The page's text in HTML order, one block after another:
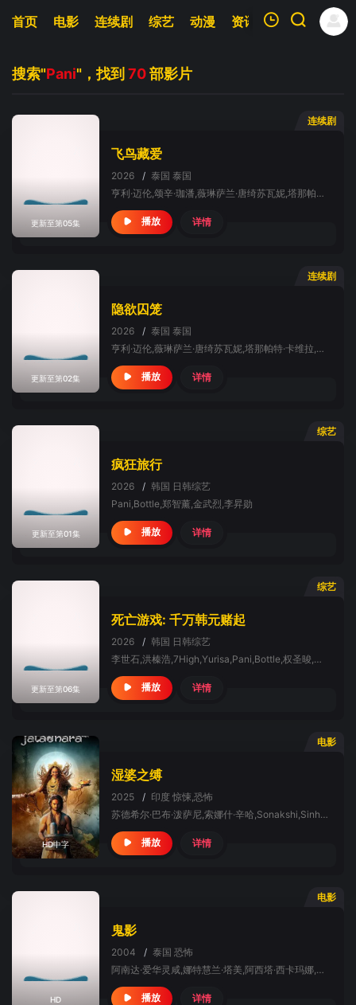
首页 电影 连续剧 综艺 动漫 资讯 明星 周表
暂无观看影片的记录
搜索"Pani"，找到 70部影片
连续剧
更新至第05集
飞鸟藏爱
2026 / 泰国 泰国
亨利·迈伦,颂辛·珈潘,薇琳萨兰·唐绮苏瓦妮,塔那帕特·卡维拉,阿克卡拉威·纳缇帕特,Nok,Sinjai,Plengpanich,松希·努诺卡空希,Claude,Athaseri
播放 详情
连续剧
更新至第02集
隐欲囚笼
2026 / 泰国 泰国
亨利·迈伦,薇琳萨兰·唐绮苏瓦妮,塔那帕特·卡维拉,阿克卡拉威·纳缇帕特,Nok,Sinjai,Plengpanich
播放 详情
综艺
更新至第01集
疯狂旅行
2026 / 韩国 日韩综艺
Pani,Bottle,郑智薰,金武烈,李昇勋
播放 详情
综艺
更新至第06集
死亡游戏: 千万韩元赌起
2026 / 韩国 日韩综艺
李世石,洪榛浩,7High,Yurisa,Pani,Bottle,权圣晙,朴成雄,Pengsoo,张东民
播放 详情
电影
HD中字
湿婆之缚
2025 / 印度 惊悚,恐怖
苏德希尔·巴布·泼萨尼,索娜什·辛哈,Sonakshi,Sinha,迪芙雅.蔻斯拉.库马尔,Shilpa,Shirodkar,英迪拉·克里希南,Ravi,Prakaash,占西,拉杰夫·卡纳卡拉,Srinivas,Avasarala,Rupa,Lakshmi,Subhalekha,Sudhakar,Ravi,Mariya,Chakrapani,Ananda,Pradeep,Singh,Rawat,罗希特·帕萨克,拉伊斯卡尔·阿宁吉,Naveen,Neni,Rain,Anjali
播放 详情
电影
HD
鬼影
2004 / 泰国 恐怖
阿南达·爱华灵咸,娜特慧兰·塔美,阿西塔·西卡玛娜,Unnop,Chanpaibool,Titikarn,Tongprasearth,Sivagorn,Muttamara,Chachchaya,Chalemphol,Kachormsak,Naruepatr,Apichart,Chusakul,Binn,Kitchachonpong,Panitan,Mavichak,Samruay,Jaratjaroonpong,Jitlada,Korsangvichal,Duangporn,Sontikhan,Panu,
播放 详情